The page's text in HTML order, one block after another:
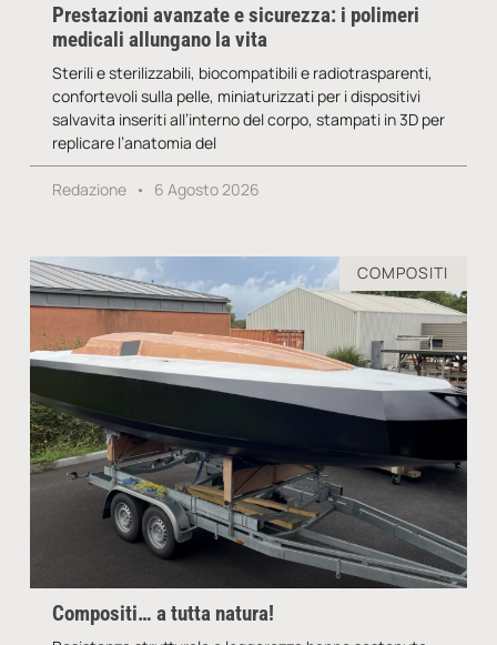
Prestazioni avanzate e sicurezza: i polimeri
medicali allungano la vita
Sterili e sterilizzabili, biocompatibili e radiotrasparenti,
confortevoli sulla pelle, miniaturizzati per i dispositivi
salvavita inseriti all’interno del corpo, stampati in 3D per
replicare l’anatomia del
Redazione 6 Agosto 2026
COMPOSITI
Compositi… a tutta natura!